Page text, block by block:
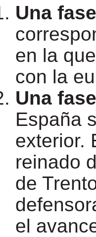
Una
en la
con la
Una
España
exterior.
reinado
de
el